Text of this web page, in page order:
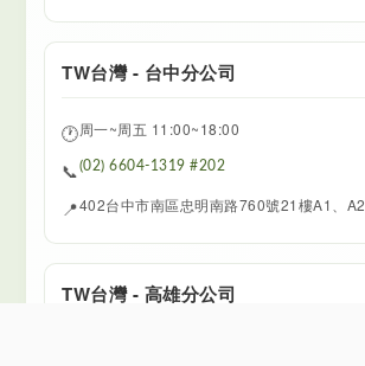
TW台灣 - 台中分公司
🕐周一~周五 11:00~18:00
📞(02) 6604-1319 #202
📍402台中市南區忠明南路760號21樓A1、A2
TW台灣 - 高雄分公司